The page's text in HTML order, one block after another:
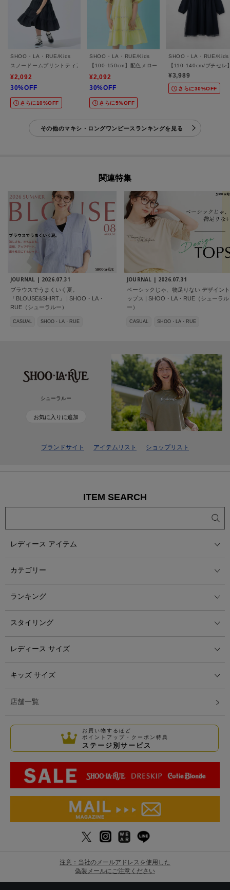
SHOO・LA・RUE/Kids
スノードームプリントティアードカットワンピ
¥2,092
30%OFF
さらに10%OFF
SHOO・LA・RUE/Kids
【100-150cm】配色メローティアードワンピース
¥2,092
30%OFF
さらに5%OFF
SHOO・LA・RUE/Kids
【110-140cm/プチセレ
¥3,989
さらに30%OFF
その他のマキシ・ロングワンピースランキングを見る
関連特集
JOURNAL | 2026.07.31
ブラウスでうまくいく夏。
「BLOUSE&SHIRT」 | SHOO・LA・
RUE（シューラルー）
CASUAL SHOO・LA・RUE
JOURNAL | 2026.07.31
ベーシックじゃ、物足りない デザイント
ップス | SHOO・LA・RUE（シューラル
ー）
CASUAL SHOO・LA・RUE
シューラルー
お気に入りに追加
ブランドサイト アイテムリスト ショップリスト
ITEM SEARCH
レディース アイテム
カテゴリー
ランキング
スタイリング
レディース サイズ
キッズ サイズ
店舗一覧
お買い物するほど
ポイントアップ・クーポン特典
ステージ別サービス
注意：当社のメールアドレスを使用した
偽装メールにご注意ください